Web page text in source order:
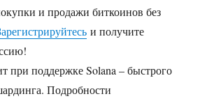
и продажи биткоинов без
и получите
при поддержке Solana – быстрого
Подробности